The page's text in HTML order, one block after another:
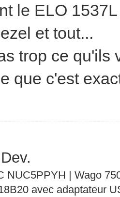
le ELO
et tout...
trop ce qu'ils
que c'est
NUC5PPYH | Wago
avec adaptateur